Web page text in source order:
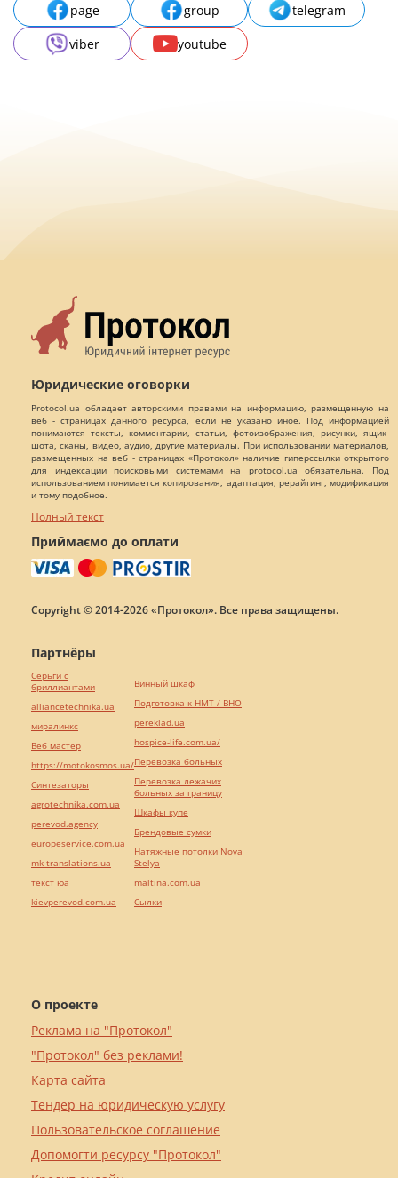
page group
telegram
viber
youtube
Юридические оговорки
Protocol.ua обладает авторскими правами на информацию, размещенную на
веб - страницах данного ресурса, если не указано иное. Под информацией
понимаются тексты, комментарии, статьи, фотоизображения, рисунки, ящик-
шота, сканы, видео, аудио, другие материалы. При использовании материалов,
размещенных на веб - страницах «Протокол» наличие гиперссылки открытого
для индексации поисковыми системами на protocol.ua обязательна. Под
использованием понимается копирования, адаптация, рерайтинг, модификация
и тому подобное.
Полный текст
Приймаємо до оплати
Copyright © 2014-2026 «Протокол». Все права защищены.
О проекте
Реклама на "Протокол"
"Протокол" без реклами!
Карта сайта
Тендер на юридическую услугу
Пользовательское соглашение
Допомогти ресурсу "Протокол"
Партнёры
Серьги с
бриллиантами
alliancetechnika.ua
миралинкс
Веб мастер
https://motokosmos.ua/
Синтезаторы
agrotechnika.com.ua
perevod.agency
europeservice.com.ua
mk-translations.ua
текст юа
kievperevod.com.ua
Винный шкаф
Подготовка к НМТ / ВНО
pereklad.ua
hospice-life.com.ua/
Перевозка больных
Перевозка лежачих
больных за границу
Шкафы купе
Брендовые сумки
Натяжные потолки Nova
Stelya
maltina.com.ua
Cылки